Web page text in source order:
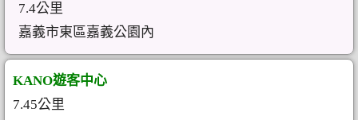
7.4公里
嘉義市東區嘉義公園內
KANO遊客中心
7.45公里